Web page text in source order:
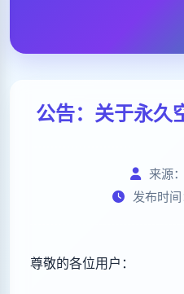
公告：关于永久
来源
发布时
尊敬的各位用户：